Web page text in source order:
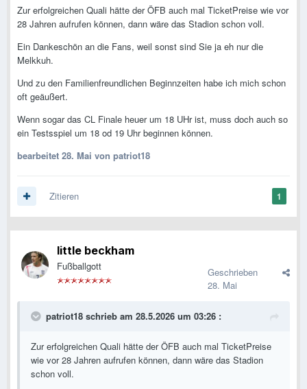
Zur erfolgreichen Quali hätte der ÖFB auch mal TicketPreise wie vor
28 Jahren aufrufen können, dann wäre das Stadion schon voll.
Ein Dankeschön an die Fans, weil sonst sind Sie ja eh nur die
Melkkuh.
Und zu den Familienfreundlichen Beginnzeiten habe ich mich schon
oft geäußert.
Wenn sogar das CL Finale heuer um 18 UHr ist, muss doch auch so
ein Testsspiel um 18 od 19 Uhr beginnen können.
bearbeitet 28. Mai von patriot18
1
Zitieren
little beckham
Fußballgott
Geschrieben
28. Mai
patriot18 schrieb am 28.5.2026 um 03:26 :
Zur erfolgreichen Quali hätte der ÖFB auch mal TicketPreise
wie vor 28 Jahren aufrufen können, dann wäre das Stadion
schon voll.